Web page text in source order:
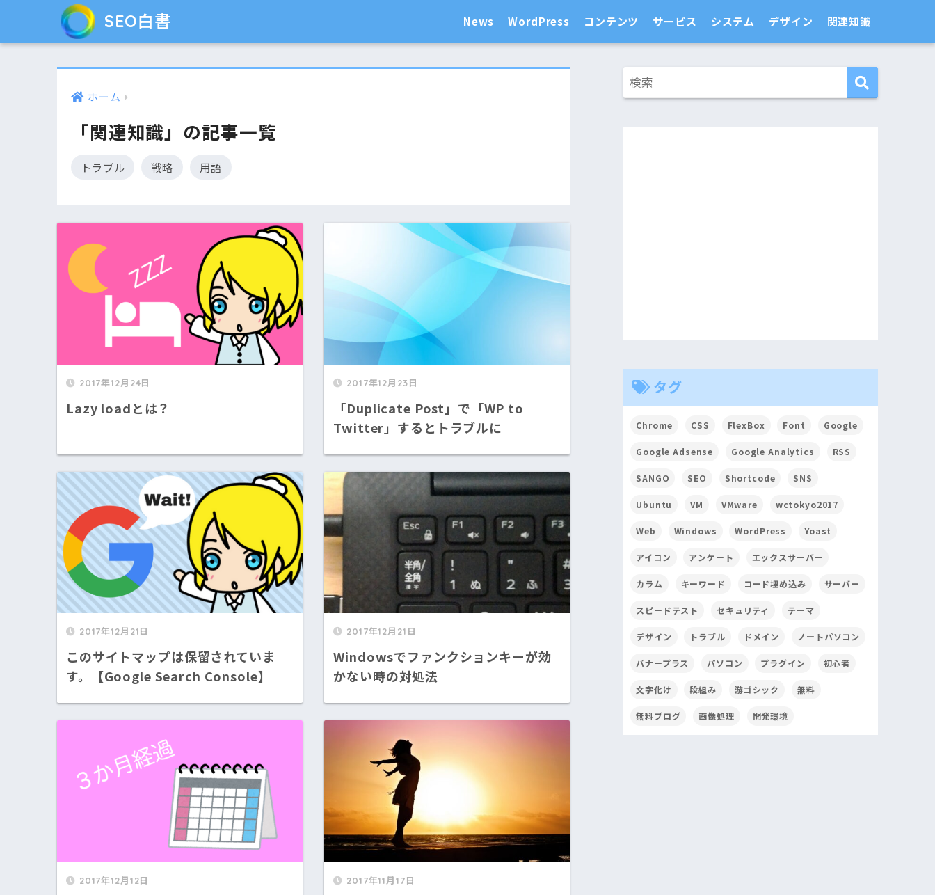
SEO白書 News WordPress コンテンツ サービス システム デザイン 関連知識
ホーム
「関連知識」の記事一覧
トラブル 戦略 用語
2017年12月24日
Lazy loadとは？
2017年12月23日
「Duplicate Post」で「WP to
Twitter」するとトラブルに
2017年12月21日
このサイトマップは保留されていま
す。【Google Search Console】
2017年12月21日
Windowsでファンクションキーが効
かない時の対処法
2017年12月12日 2017年11月17日
タグ
Chrome CSS FlexBox Font Google
Google Adsense Google Analytics RSS
SANGO SEO Shortcode SNS
Ubuntu VM VMware wctokyo2017
Web Windows WordPress Yoast
アイコン アンケート エックスサーバー
カラム キーワード コード埋め込み サーバー
スピードテスト セキュリティ テーマ
デザイン トラブル ドメイン ノートパソコン
バナープラス パソコン プラグイン 初心者
文字化け 段組み 游ゴシック 無料
無料ブログ 画像処理 開発環境